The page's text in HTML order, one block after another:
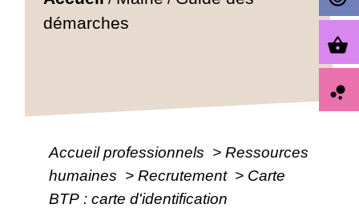
démarches
Accueil professionnels > Ressources
humaines > Recrutement > Carte
BTP : carte d'identification
shopping_basket
bubble_chart